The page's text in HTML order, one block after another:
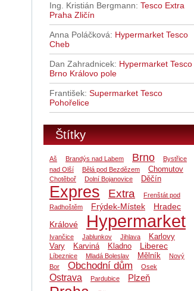
Ing. Kristián Bergmann: Tesco Extra
Praha Zličín
Anna Poláčková: Hypermarket Tesco
Cheb
Dan Zahradnicek: Hypermarket Tesco
Brno Královo pole
František: Supermarket Tesco
Pohořelice
Štítky
Aš Brandýs nad Labem Brno
Bystřice
nad Olší
Bělá pod Bezdězem Chomutov
Chotěboř Dolní Bojanovice Děčín
Expres Extra
Frenštát pod
Radhoštěm
Frýdek-Místek
Hradec
Králové
Hypermarket
Ivančice Jablunkov Jihlava
Karlovy
Vary
Karviná Kladno Liberec
Líbeznice Mladá Boleslav Mělník
Nový
Bor
Obchodní dům Osek
Ostrava Pardubice Plzeň